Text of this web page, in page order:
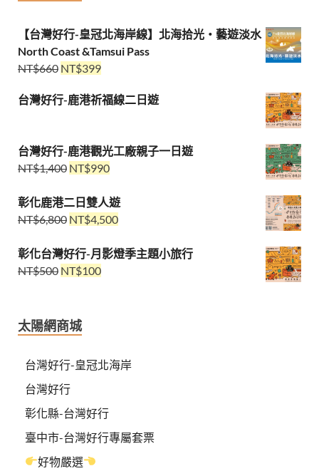
【台灣好行-皇冠北海岸線】北海拾光・藝遊淡水
North Coast &Tamsui Pass
NT$660 NT$399
台灣好行-鹿港祈福線二日遊
台灣好行-鹿港觀光工廠親子一日遊
NT$1,400 NT$990
彰化鹿港二日雙人遊
NT$6,800 NT$4,500
彰化台灣好行-月影燈季主題小旅行
NT$500 NT$100
太陽網商城
台灣好行-皇冠北海岸
台灣好行
彰化縣-台灣好行
臺中市-台灣好行專屬套票
好物嚴選